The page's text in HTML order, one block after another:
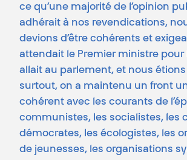
ce qu’une majorité de l’opinion
adhérait à nos revendications,
devions d’être cohérents et
attendait le Premier ministre pour
allait au parlement, et nous
surtout, on a maintenu un front
cohérent avec les courants de
communistes, les socialistes, les
démocrates, les écologistes, les
de jeunesses, les organisations